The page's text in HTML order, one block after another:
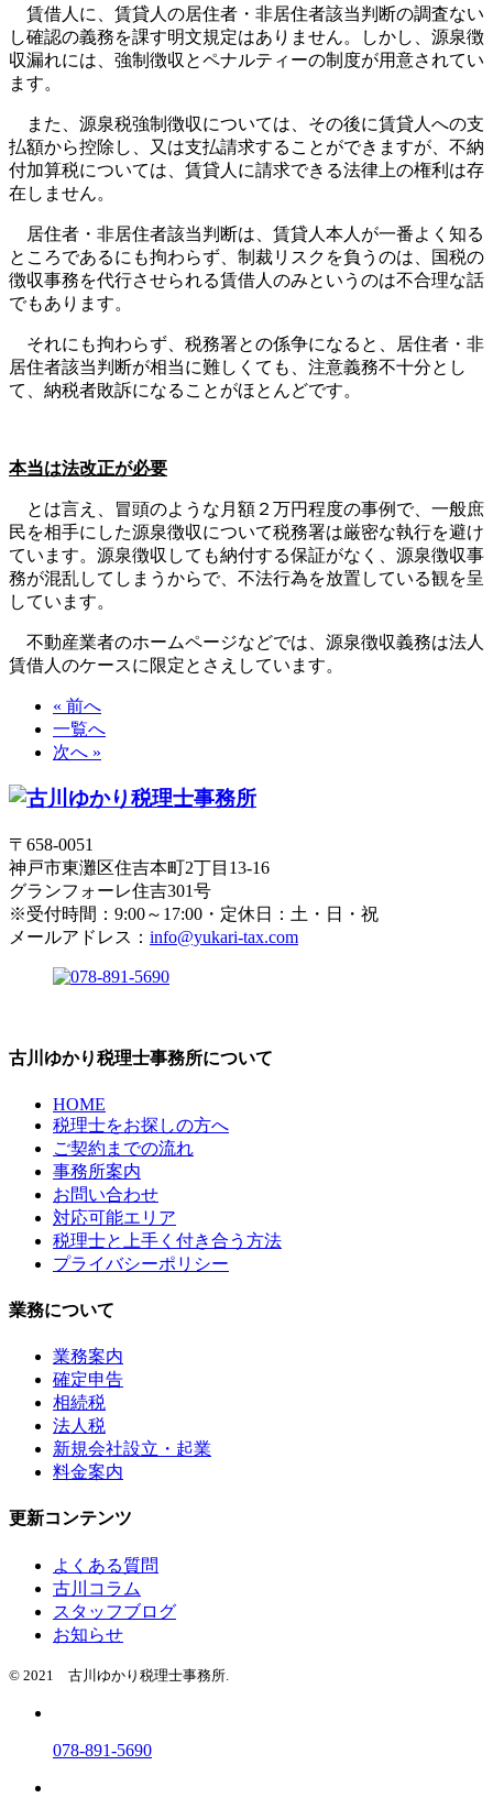
賃借人に、賃貸人の居住者・非居住者該当判断の調査ない
し確認の義務を課す明文規定はありません。しかし、源泉徴
収漏れには、強制徴収とペナルティーの制度が用意されてい
ます。
また、源泉税強制徴収については、その後に賃貸人への支
払額から控除し、又は支払請求することができますが、不納
付加算税については、賃貸人に請求できる法律上の権利は存
在しません。
居住者・非居住者該当判断は、賃貸人本人が一番よく知る
ところであるにも拘わらず、制裁リスクを負うのは、国税の
徴収事務を代行させられる賃借人のみというのは不合理な話
でもあります。
それにも拘わらず、税務署との係争になると、居住者・非
居住者該当判断が相当に難しくても、注意義務不十分とし
て、納税者敗訴になることがほとんどです。
本当は法改正が必要
とは言え、冒頭のような月額２万円程度の事例で、一般庶
民を相手にした源泉徴収について税務署は厳密な執行を避け
ています。源泉徴収しても納付する保証がなく、源泉徴収事
務が混乱してしまうからで、不法行為を放置している観を呈
しています。
不動産業者のホームページなどでは、源泉徴収義務は法人
賃借人のケースに限定とさえしています。
« 前へ
一覧へ
次へ »
〒658-0051
神戸市東灘区住吉本町2丁目13-16
グランフォーレ住吉301号
※受付時間：9:00～17:00・定休日：土・日・祝
メールアドレス： info@yukari-tax.com
古川ゆかり税理士事務所について
HOME
税理士をお探しの方へ
ご契約までの流れ
事務所案内
お問い合わせ
対応可能エリア
税理士と上手く付き合う方法
プライバシーポリシー
業務について
業務案内
確定申告
相続税
法人税
新規会社設立・起業
料金案内
更新コンテンツ
よくある質問
古川コラム
スタッフブログ
お知らせ
© 2021 古川ゆかり税理士事務所.
078-891-5690